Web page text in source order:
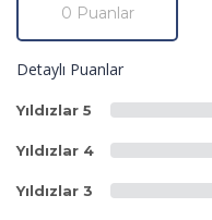
0 Puanlar
Detaylı Puanlar
Yıldızlar 5
Yıldızlar 4
Yıldızlar 3